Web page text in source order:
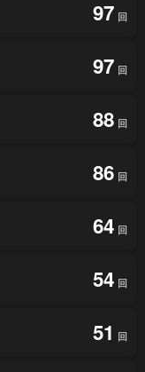
97 回
97 回
88 回
86 回
64 回
54 回
51 回